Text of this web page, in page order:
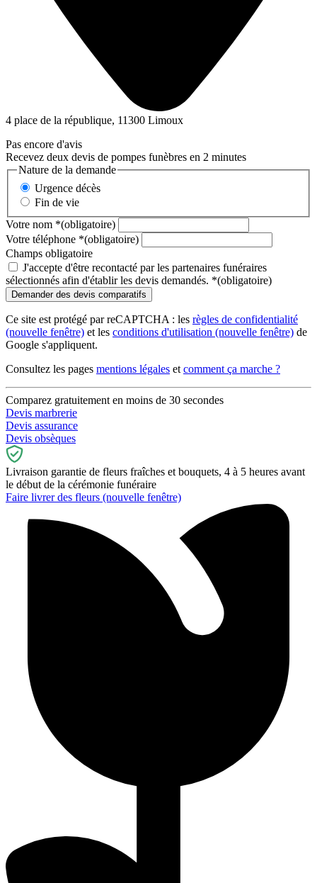
4 place de la république, 11300 Limoux
Pas encore d'avis
Recevez deux devis de pompes funèbres en 2 minutes
Nature de la demande
Urgence décès
Fin de vie
Votre nom *(obligatoire)
Votre téléphone *(obligatoire)
Champs obligatoire
J'accepte d'être recontacté par les partenaires funéraires
sélectionnés afin d'établir les devis demandés. *(obligatoire)
Ce site est protégé par reCAPTCHA : les règles de confidentialité
(nouvelle fenêtre) et les conditions d'utilisation (nouvelle fenêtre) de
Google s'appliquent.
Consultez les pages mentions légales et comment ça marche ?
Comparez gratuitement en moins de 30 secondes
Devis marbrerie
Devis assurance
Devis obsèques
Livraison garantie de fleurs fraîches et bouquets, 4 à 5 heures avant
le début de la cérémonie funéraire
Faire livrer des fleurs (nouvelle fenêtre)